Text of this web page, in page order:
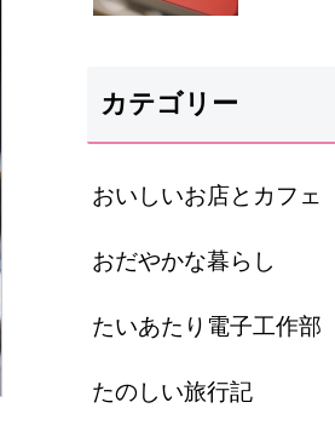
カテゴリー
おいしいお店とカフェ
おだやかな暮らし
たいあたり電子工作部
たのしい旅行記